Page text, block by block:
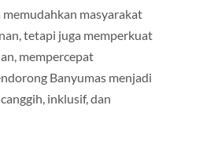
masyarakat
tetapi juga memperkuat
mempercepat
Banyumas menjadi
inklusif, dan